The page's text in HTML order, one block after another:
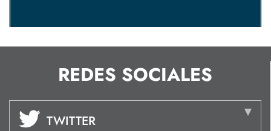
REDES SOCIALES
TWITTER